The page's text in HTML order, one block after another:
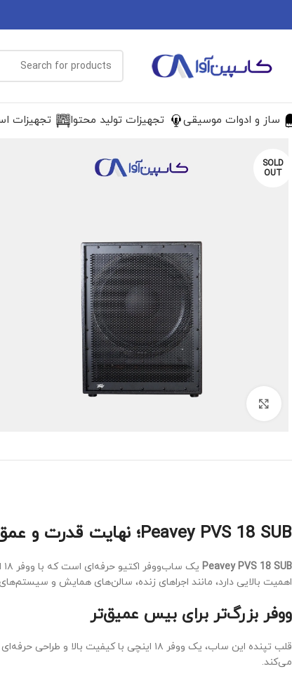
ساز و ادوات موسیقی تجهیزات تولید محتوا تجهیزات
SOLD
OUT
Peavey PVS 18 SUB؛ نهایت قدرت و عمق در صدای باس
Peavey PVS 18 SUB
اهمیت بالایی دارد، مانند اجراهای زنده، سالن‌های همایش و
ووفر بزرگ‌تر برای بیس عمیق‌تر
قلب تپنده این ساب، یک ووفر ۱۸ اینچی
می‌کند.